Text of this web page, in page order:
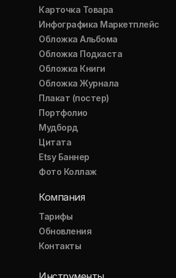
Карточка Товара
Инфографика Маркетплейс
Обложка Альбома
Обложка Подкаста
Обложка Книги
Обложка Журнала
Плакат (постер)
Портфолио
Мудборд
Цитата
Etsy Баннер
Фото Коллаж
Компания
Тарифы
Обновления
Контакты